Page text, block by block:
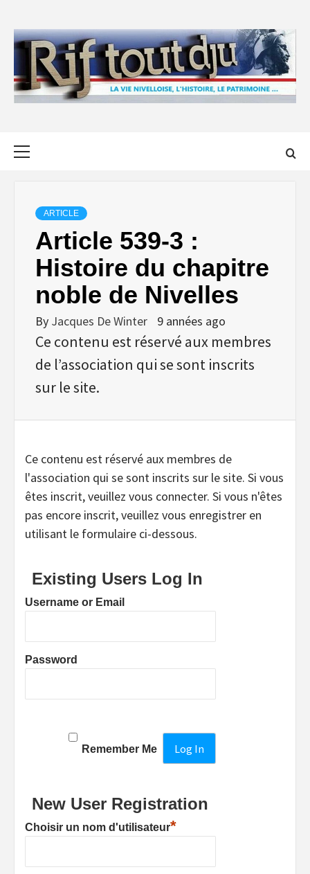
content
ARTICLE
Article 539-3 :
Histoire du chapitre
noble de Nivelles
By Jacques De Winter 9 années ago
Ce contenu est réservé aux membres
de l’association qui se sont inscrits
sur le site.
Ce contenu est réservé aux membres de
l'association qui se sont inscrits sur le site. Si vous
êtes inscrit, veuillez vous connecter. Si vous n'êtes
pas encore inscrit, veuillez vous enregistrer en
utilisant le formulaire ci-dessous.
Existing Users Log In
Username or Email
Password
Remember Me
New User Registration
Choisir un nom d'utilisateur*